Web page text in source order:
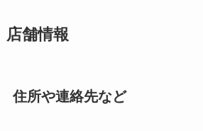
店舗情報
住所や連絡先など